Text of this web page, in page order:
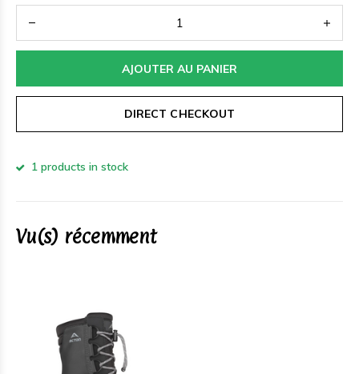
AJOUTER AU PANIER
DIRECT CHECKOUT
1 products in stock
Vu(s) récemment